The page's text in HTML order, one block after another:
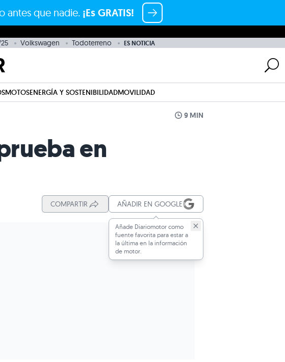
antes que nadie. ¡Es GRATIS!
Volkswagen Todoterreno ES NOTICIA
MOTOSENERGÍA Y SOSTENIBILIDADMOVILIDAD
9 MIN
en
COMPARTIR AÑADIR EN GOOGLE
Añade Diariomotor como
fuente favorita para estar a
la última en la información
de motor.